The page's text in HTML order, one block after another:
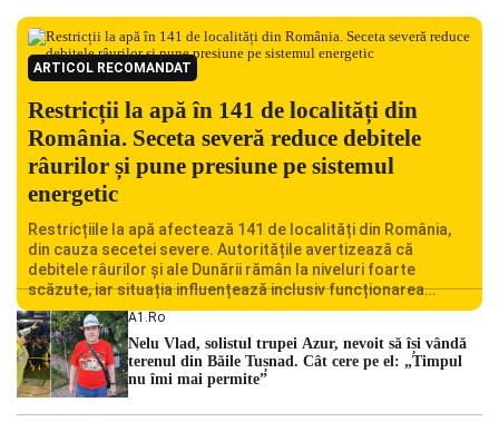
ARTICOL RECOMANDAT
Restricții la apă în 141 de localități din
România. Seceta severă reduce debitele
râurilor și pune presiune pe sistemul
energetic
Restricțiile la apă afectează 141 de localități din România,
din cauza secetei severe. Autoritățile avertizează că
debitele râurilor și ale Dunării rămân la niveluri foarte
scăzute, iar situația influențează inclusiv funcționarea
Centralei Nucleare de la Cernavodă. România se confruntă
cu una dintre cele mai dificile perioade din punct de vedere
hidrologic din ultimii ani. Lipsa […]
A1.ro
Nelu Vlad, solistul trupei Azur, nevoit să își vândă
terenul din Băile Tușnad. Cât cere pe el: „Timpul
nu îmi mai permite”